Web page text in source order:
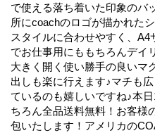
で使える落ち着いた印象のバ
所にcoachのロゴが描かれた
スタイルに合わせやすく、
でお仕事用にももちろんデイ
大きく開く使い勝手の良いマ
出しも楽に行えます♪マチも
ているのも嬉しいですね♪本
ちろん全品送料無料！お客様
包いたします！アメリカの